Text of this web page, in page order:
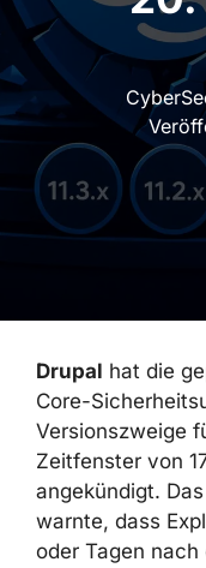
Drupal hat die
Core-
Versionszweige
Zeitfenster von
angekündigt.
warnte, dass
oder Tagen